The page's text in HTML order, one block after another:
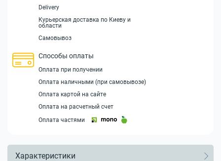
Delivery
Курьерская доставка по Киеву и
области
Самовывоз
Способы оплаты
Оплата при получении
Оплата наличными (при самовывозе)
Оплата картой на сайте
Оплата на расчетный счет
Оплата частями
Характеристики